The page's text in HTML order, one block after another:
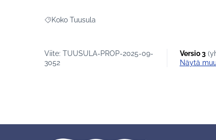
koulukohtaisesti.
Rajaa tulokset teeman mukaan: Koko Tuusula
Koko Tuusula
Viite: TUUSULA-PROP-2025-09-
3052
Versio 3
näytä